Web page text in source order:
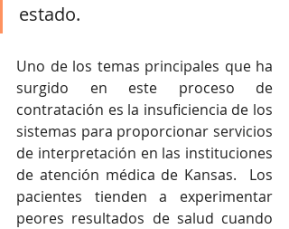
estado.
Uno de los temas principales que ha
surgido en este proceso de
contratación es la insuficiencia de los
sistemas para proporcionar servicios
de interpretación en las instituciones
de atención médica de Kansas.  Los
pacientes tienden a experimentar
peores resultados de salud cuando